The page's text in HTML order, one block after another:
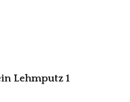
Lehmputz 1